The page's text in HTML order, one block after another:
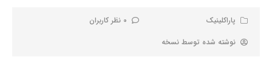
پاراکلینیک
0 نظر کاربران
نوشته شده توسط نسخه